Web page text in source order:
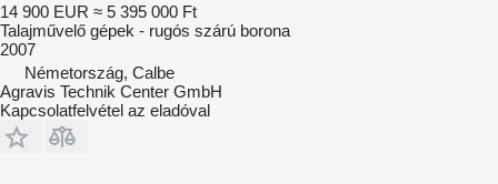
14 900 EUR ≈ 5 395 000 Ft
Talajművelő gépek - rugós szárú borona
2007
Németország, Calbe
Agravis Technik Center GmbH
Kapcsolatfelvétel az eladóval